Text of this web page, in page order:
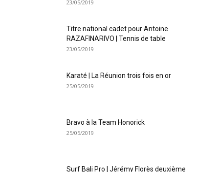
23/05/2019
Titre national cadet pour Antoine
RAZAFINARIVO | Tennis de table
23/05/2019
Karaté | La Réunion trois fois en or
25/05/2019
Bravo à la Team Honorick
25/05/2019
Surf Bali Pro | Jérémy Florès deuxième